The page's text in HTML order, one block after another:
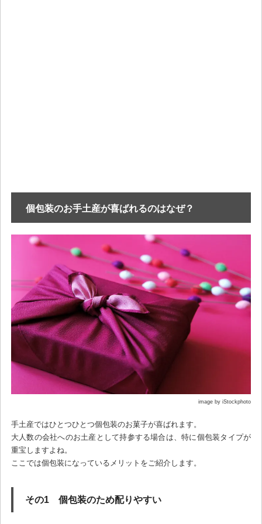
個包装のお手土産が喜ばれるのはなぜ？
image by iStockphoto
手土産ではひとつひとつ個包装のお菓子が喜ばれます。
大人数の会社へのお土産として持参する場合は、特に個包装タイプが
重宝しますよね。
ここでは個包装になっているメリットをご紹介します。
その1 個包装のため配りやすい